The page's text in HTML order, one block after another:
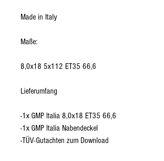
Made in Italy
Maße:
8,0x18 5x112 ET35 66,6
Lieferumfang
-1x GMP Italia 8,0x18 ET35 66,6
-1x GMP Italia Nabendeckel
-TÜV-Gutachten zum Download